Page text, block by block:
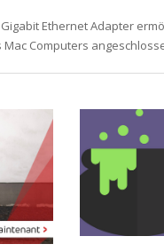
Ethernet Adapter
Computers